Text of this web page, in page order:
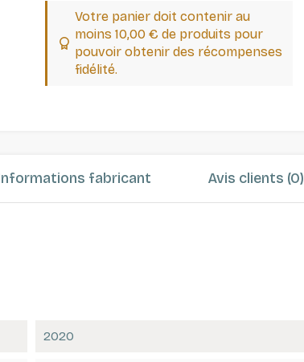
Votre panier doit contenir au
moins 10,00 € de produits pour
pouvoir obtenir des récompenses
fidélité.
fabricant Avis clients (0)
2020